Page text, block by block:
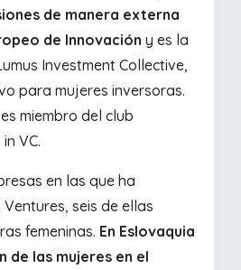
de manera externa
de Innovación y es la
Investment Collective,
para mujeres inversoras.
miembro del club
VC.
en las que ha
seis de ellas
femeninas. En Eslovaquia
de las mujeres en el